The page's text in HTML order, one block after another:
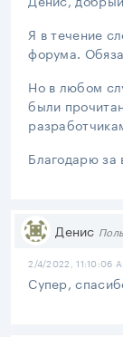
Я в течение
форума.
Но в любом
были
Благодарю за
Денис
2/4/2022, 11:10:06
Супер,